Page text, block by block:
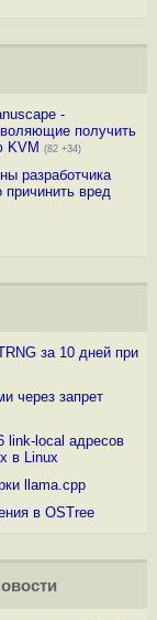
-
получить
KVM
(82 +34)
разработчика
причинить вред
за 10 дней при
через запрет
link-local адресов
в Linux
llama.cpp
в OSTree